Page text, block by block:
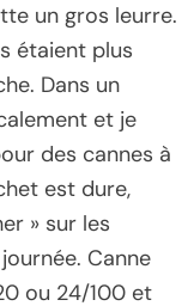
un gros leurre.
étaient plus
Dans un
et je
des cannes à
est dure,
» sur les
Canne
ou 24/100 et